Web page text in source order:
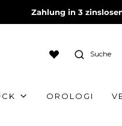
Zahlung in 3
Suche
OROLOGI